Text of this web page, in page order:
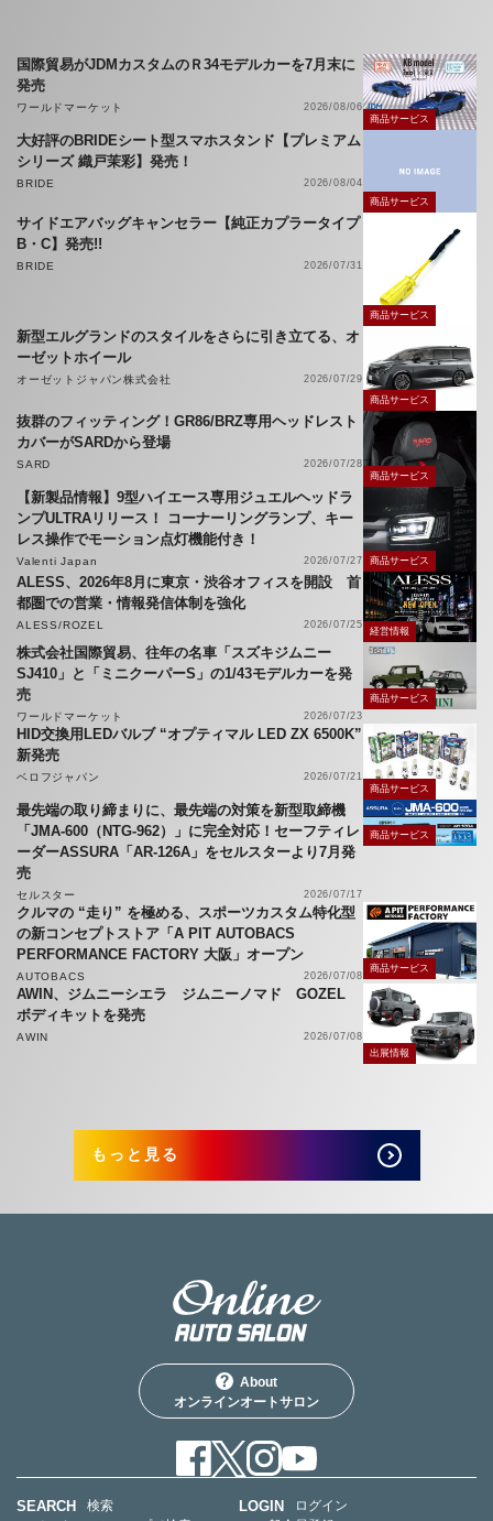
国際貿易がJDMカスタムのＲ34モデルカーを7月末に
発売
ワールドマーケット
2026/08/06
商品サービス
大好評のBRIDEシート型スマホスタンド【プレミアム
シリーズ 織戸茉彩】発売！
BRIDE
2026/08/04
商品サービス
サイドエアバッグキャンセラー【純正カプラータイプ
B・C】発売!!
BRIDE 2026/07/31
商品サービス
新型エルグランドのスタイルをさらに引き立てる、オ
ーゼットホイール
オーゼットジャパン株式会社
2026/07/29
商品サービス
抜群のフィッティング！GR86/BRZ専用ヘッドレスト
カバーがSARDから登場
SARD
2026/07/28
商品サービス
【新製品情報】9型ハイエース専用ジュエルヘッドラ
ンプULTRAリリース！ コーナーリングランプ、キー
レス操作でモーション点灯機能付き！
Valenti Japan 2026/07/27 商品サービス
ALESS、2026年8月に東京・渋谷オフィスを開設 首
都圏での営業・情報発信体制を強化
ALESS/ROZEL 2026/07/25
経営情報
株式会社国際貿易、往年の名車「スズキジムニー
SJ410」と「ミニクーパーS」の1/43モデルカーを発
売
ワールドマーケット 2026/07/23
商品サービス
HID交換用LEDバルブ “オプティマル LED ZX 6500K”
新発売
ベロフジャパン
2026/07/21
商品サービス
最先端の取り締まりに、最先端の対策を新型取締機
「JMA-600（NTG-962）」に完全対応！セーフティレ
ーダーASSURA「AR-126A」をセルスターより7月発
売
セルスター 2026/07/17
商品サービス
クルマの “走り” を極める、スポーツカスタム特化型
の新コンセプトストア「A PIT AUTOBACS
PERFORMANCE FACTORY 大阪」オープン
AUTOBACS 2026/07/08
商品サービス
AWIN、ジムニーシエラ ジムニーノマド GOZEL
ボディキットを発売
AWIN
2026/07/08
出展情報
もっと見る
About
オンラインオートサロン
SEARCH
検索
LOGIN
ログイン